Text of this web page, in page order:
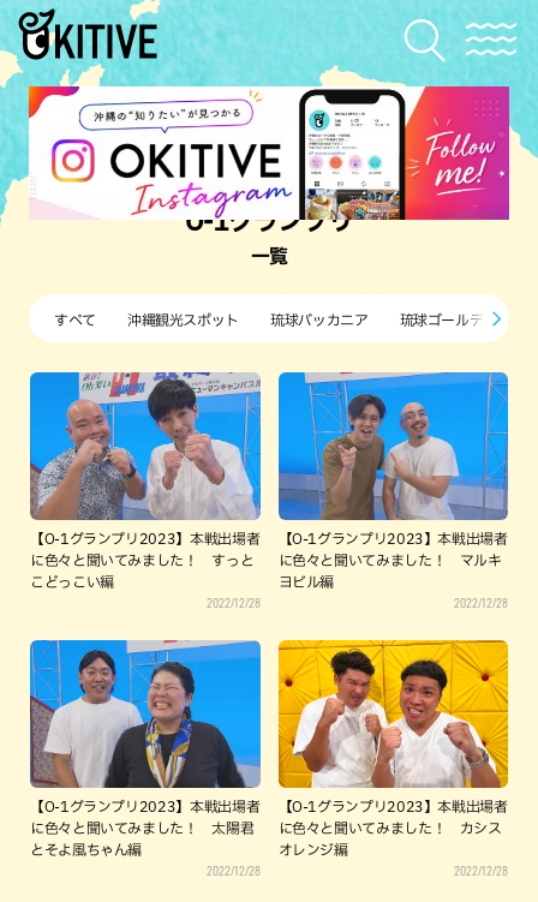
O-1グランプリ
一覧
すべて 沖縄観光スポット 琉球バッカニア 琉球ゴールデンキン
【O-1グランプリ2023】本戦出場者
に色々と聞いてみました！ すっと
こどっこい編
2022/12/28
【O-1グランプリ2023】本戦出場者
に色々と聞いてみました！ マルキ
ヨビル編
2022/12/28
【O-1グランプリ2023】本戦出場者
に色々と聞いてみました！ 太陽君
とそよ風ちゃん編
2022/12/28
【O-1グランプリ2023】本戦出場者
に色々と聞いてみました！ カシス
オレンジ編
2022/12/28